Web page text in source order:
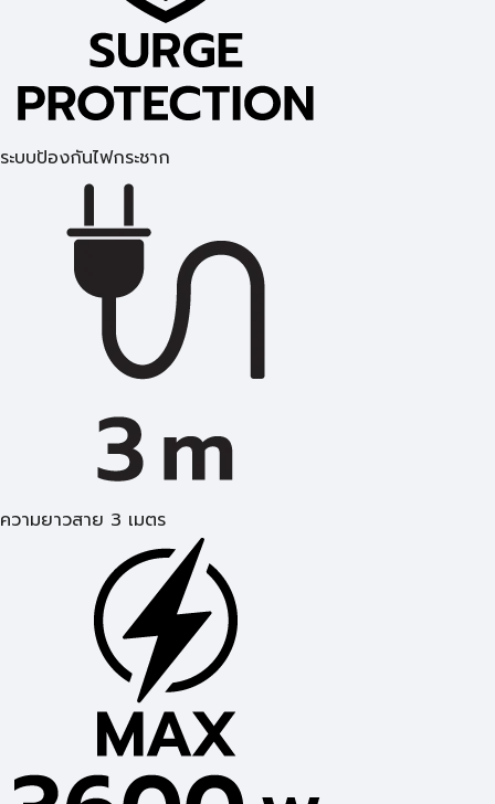
ระบบป้องกันไฟกระชาก
ความยาวสาย 3 เมตร